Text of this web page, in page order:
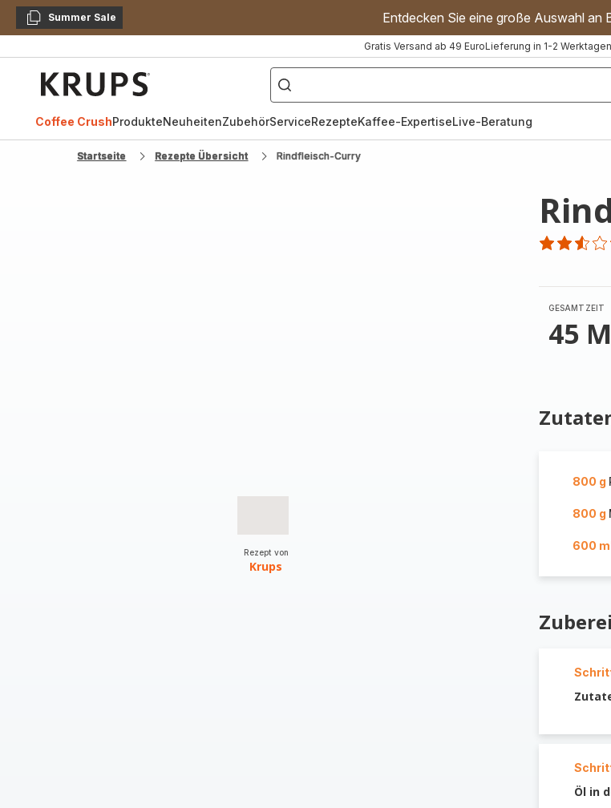
KopierenSummer Sale Entdecken Sie eine große Auswahl an
Gratis Versand ab 49 EuroLieferung in 1-2 Werktagen
["Kaffeevollautomat","Handmixer","Waffeleisen"]
Coffee CrushProdukteNeuheitenZubehörServiceRezepteKaffee-ExpertiseLive-Beratung
Startseite Rezepte Übersicht Rindfleisch-Curry
Rezept von
Krups
GESAMTZEIT
45
800 g
800 g
600
Öl in